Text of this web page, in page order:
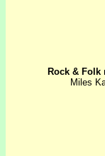
Rock & Folk
Miles